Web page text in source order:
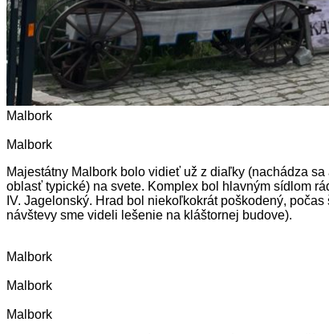
Malbork
Malbork
Majestátny Malbork bolo vidieť už z diaľky (nachádza
oblasť typické) na svete. Komplex bol hlavným sídlom
IV. Jagelonský. Hrad bol niekoľkokrát poškodený,
návštevy sme videli lešenie na kláštornej budove).
Malbork
Malbork
Malbork